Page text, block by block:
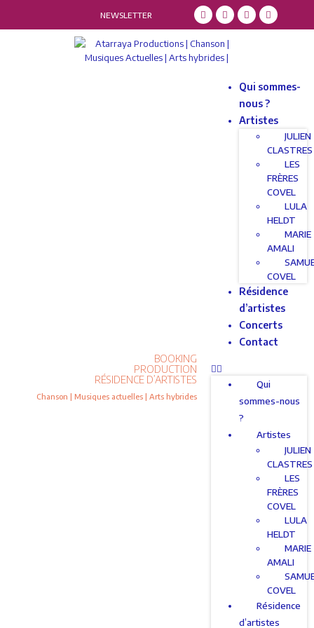
NEWSLETTER
BOOKING
PRODUCTION
RÉSIDENCE D’ARTISTES
Chanson | Musiques actuelles | Arts hybrides
Qui sommes-
nous ?
Artistes
JULIEN
CLASTRES
LES
FRÈRES
COVEL
LULA
HELDT
MARIE
AMALI
COVEL
Résidence
d’artistes
Concerts
Contact
Qui
sommes-nous
?
Artistes
JULIEN
CLASTRES
LES
FRÈRES
COVEL
LULA
HELDT
MARIE
AMALI
COVEL
Résidence
d’artistes